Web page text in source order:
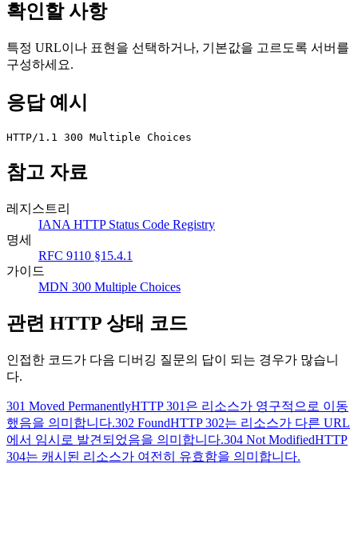
확인할 사항
특정 URL이나 표현을 선택하거나, 기본값을 고르도록 서버를
구성하세요.
응답 예시
HTTP/1.1 300 Multiple Choices
참고 자료
레지스트리
IANA HTTP Status Code Registry
명세
RFC 9110 §15.4.1
가이드
MDN 300 Multiple Choices
관련 HTTP 상태 코드
인접한 코드가 다음 디버깅 질문의 답이 되는 경우가 많습니
다.
301 Moved PermanentlyHTTP 301은 리소스가 영구적으로 이동
했음을 의미합니다.302 FoundHTTP 302는 리소스가 다른 URL
에서 임시로 발견되었음을 의미합니다.304 Not ModifiedHTTP
304는 캐시된 리소스가 여전히 유효함을 의미합니다.